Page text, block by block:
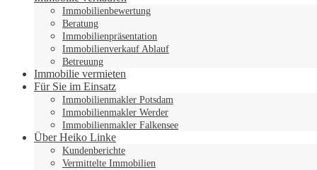
Immobilienbewertung
Beratung
Immobilienpräsentation
Immobilienverkauf Ablauf
Betreuung
Immobilie vermieten
Für Sie im Einsatz
Immobilienmakler Potsdam
Immobilienmakler Werder
Immobilienmakler Falkensee
Über Heiko Linke
Kundenberichte
Vermittelte Immobilien